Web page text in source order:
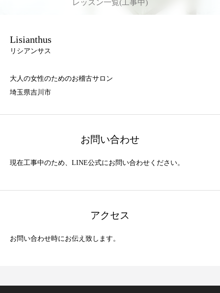
レッスン一覧(工事中)
Lisianthus
リシアンサス
大人の女性のためのお稽古サロン
埼玉県吉川市
お問い合わせ
現在工事中のため、LINE公式にお問い合わせください。
アクセス
お問い合わせ時にお伝え致します。